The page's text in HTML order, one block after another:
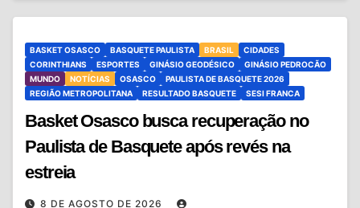
BASKET OSASCO BASQUETE PAULISTA BRASIL
CIDADES
CORINTHIANS
ESPORTES GINÁSIO GEODÉSICO
GINÁSIO PEDROCÃO
MUNDO
NOTÍCIAS OSASCO
PAULISTA DE BASQUETE 2026
REGIÃO METROPOLITANA
RESULTADO BASQUETE SESI FRANCA
Basket Osasco busca recuperação no
Paulista de Basquete após revés na
estreia
8 DE AGOSTO DE 2026